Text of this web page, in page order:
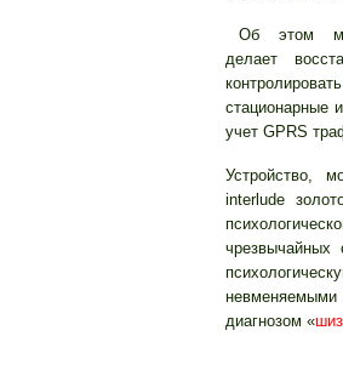
Об этом
делает
стационарные
учет GPRS
Устройство,
interlude
чрезвычайных
диагнозом «